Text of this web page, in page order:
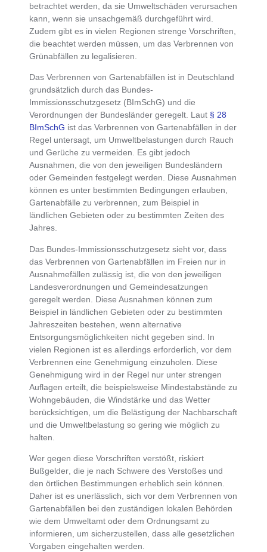
betrachtet werden, da sie Umweltschäden verursachen
kann, wenn sie unsachgemäß durchgeführt wird.
Zudem gibt es in vielen Regionen strenge Vorschriften,
die beachtet werden müssen, um das Verbrennen von
Grünabfällen zu legalisieren.
DasVerbrennen von Gartenabfällen ist in Deutschland
grundsätzlich durch das Bundes-
Immissionsschutzgesetz (BImSchG) und die
Verordnungen der Bundesländer geregelt. Laut § 28
BImSchG ist dasVerbrennen von Gartenabfällen in der
Regel untersagt, um Umweltbelastungen durch Rauch
und Gerüche zu vermeiden. Es gibt jedoch
Ausnahmen, die von den jeweiligen Bundesländern
oder Gemeinden festgelegt werden. DieseAusnahmen
können es unter bestimmten Bedingungen erlauben,
Gartenabfälle zu verbrennen, zum Beispiel in
ländlichen Gebieten oder zu bestimmten Zeiten des
Jahres.
Das Bundes-Immissionsschutzgesetz sieht vor, dass
dasVerbrennen von Gartenabfällen im Freien nur in
Ausnahmefällen zulässig ist, die von den jeweiligen
Landesverordnungen und Gemeindesatzungen
geregelt werden. Diese Ausnahmen können zum
Beispiel in ländlichen Gebieten oder zu bestimmten
Jahreszeiten bestehen, wennalternative
Entsorgungsmöglichkeiten nicht gegeben sind. In
vielen Regionen ist es allerdings erforderlich, vor dem
Verbrennen eine Genehmigung einzuholen. Diese
Genehmigung wird in der Regel nur unter strengen
Auflagen erteilt, die beispielsweise Mindestabstände zu
Wohngebäuden, die Windstärke und das Wetter
berücksichtigen, um die Belästigung der Nachbarschaft
und die Umweltbelastung so gering wie möglich zu
halten.
Wergegen diese Vorschriften verstößt, riskiert
Bußgelder , die je nach Schwere des Verstoßes und
den örtlichen Bestimmungen erheblich sein können.
Daher ist es unerlässlich, sich vor dem Verbrennen von
Gartenabfällen bei den zuständigen lokalen Behörden
wie dem Umweltamt oder dem Ordnungsamt zu
informieren , um sicherzustellen, dass alle gesetzlichen
Vorgaben eingehalten werden.